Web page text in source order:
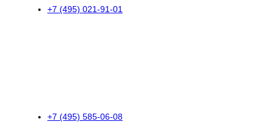
+7 (495) 021-91-01
+7 (495) 585-06-08